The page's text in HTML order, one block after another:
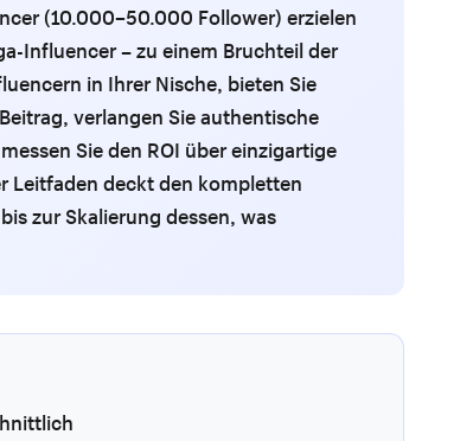
(10.000–50.000 Follower) erzielen
Influencer – zu einem Bruchteil der
in Ihrer Nische, bieten Sie
verlangen Sie authentische
Sie den ROI über einzigartige
Leitfaden deckt den kompletten
zur Skalierung dessen, was